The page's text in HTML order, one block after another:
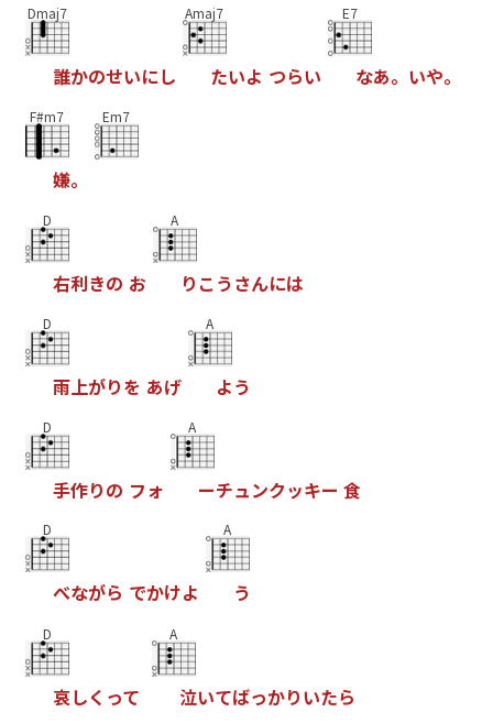
Dmaj7
誰かのせいにし
Amaj7
たいよ つらい
E7
なあ。 いや。
F#m7
嫌。
Em7
D
右利きの お
A
り こ う さんには
D
雨上がりを あげ
A
よう
D
手作りの フォ
A
ーチュンクッキー 食
D
べながら でかけよ
A
う
D
哀しく って
A
泣いてばっかりいたら